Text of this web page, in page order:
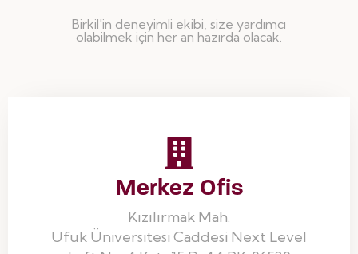
Birkil'in deneyimli ekibi, size yardımcı
olabilmek için her an hazırda olacak.
Merkez Ofis
Kızılırmak Mah.
Ufuk Üniversitesi Caddesi Next Level